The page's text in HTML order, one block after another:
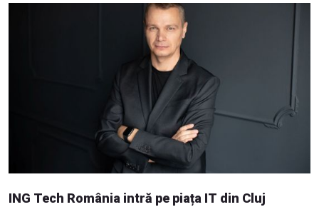
ING Tech România intră pe piața IT din Cluj